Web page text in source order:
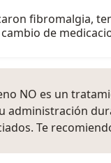
fibromalgia,
de
NO es un
administración
Te